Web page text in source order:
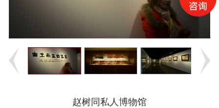
赵树同私人博物馆